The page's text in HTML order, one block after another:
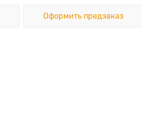
Оформить предзаказ